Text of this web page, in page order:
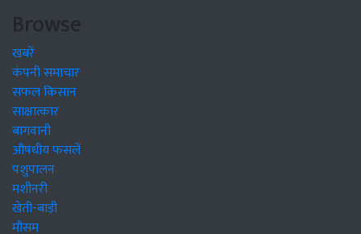
Browse
खबरें
कंपनी समाचार
सफल किसान
साक्षात्कार
बागवानी
औषधीय फसलें
पशुपालन
मशीनरी
खेती-बाड़ी
मौसम